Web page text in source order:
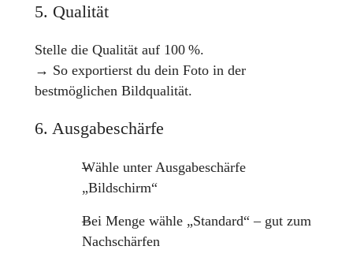
5. Qualität
Stelle die Qualität auf 100 %.
→ So exportierst du dein Foto in der
bestmöglichen Bildqualität.
6. Ausgabeschärfe
Wähle unter Ausgabeschärfe
„Bildschirm“
Bei Menge wähle „Standard“ – gut zum
Nachschärfen